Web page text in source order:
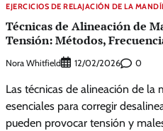
EJERCICIOS DE RELAJACIÓN DE LA
Técnicas de Alineación de
Tensión: Métodos,
Nora Whitfield 12/02/2026 0
Las técnicas de alineación de
esenciales para corregir
pueden provocar tensión y